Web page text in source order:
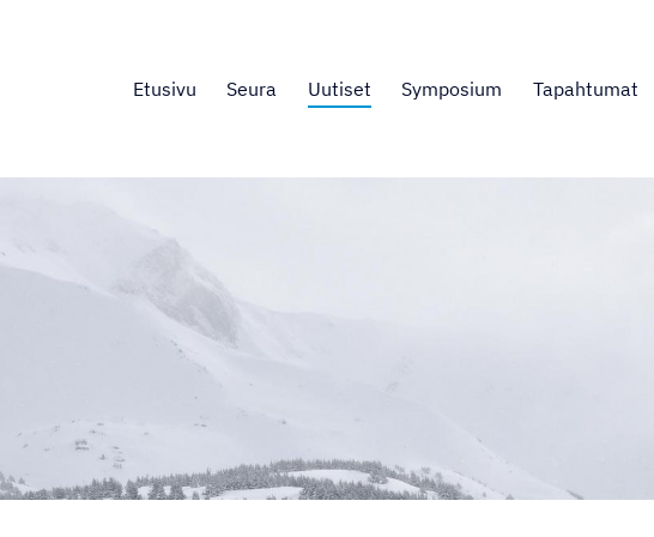
Etusivu Seura Uutiset Symposium Tapahtumat